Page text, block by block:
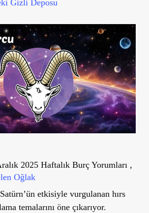
Gizli Deposu
2025 Haftalık Burç Yorumları ,
Oğlak
etkisiyle vurgulanan hırs
temalarını öne çıkarıyor.